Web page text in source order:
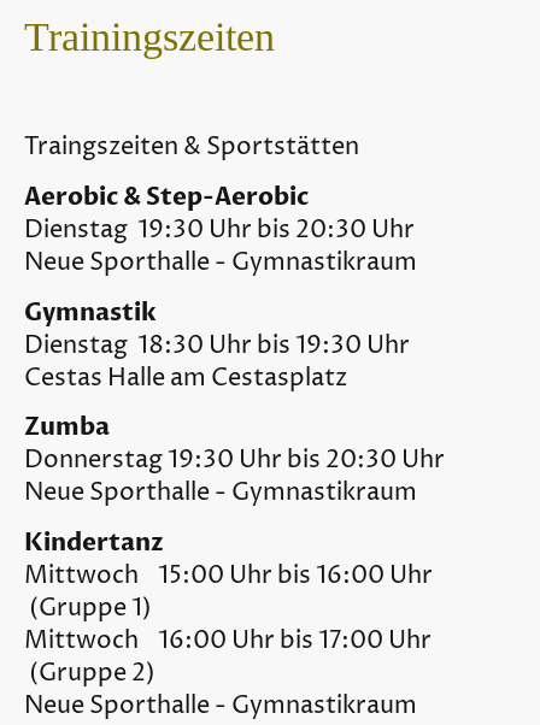
Trainingszeiten
Traingszeiten & Sportstätten
Aerobic & Step-Aerobic
Dienstag 19:30 Uhr bis 20:30 Uhr
Neue Sporthalle - Gymnastikraum
Gymnastik
Dienstag 18:30 Uhr bis 19:30 Uhr
Cestas Halle am Cestasplatz
Zumba
Donnerstag 19:30 Uhr bis 20:30 Uhr
Neue Sporthalle - Gymnastikraum
Kindertanz
Mittwoch 15:00 Uhr bis 16:00 Uhr
(Gruppe 1)
Mittwoch 16:00 Uhr bis 17:00 Uhr
(Gruppe 2)
Neue Sporthalle - Gymnastikraum